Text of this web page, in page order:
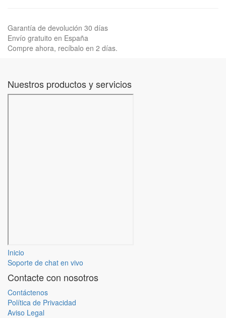
Garantía de devolución 30 días
Envío gratuito en España
Compre ahora, recíbalo en 2 días.
Nuestros productos y servicios
Inicio
Soporte de chat en vivo
Contacte con nosotros
Contáctenos
Política de Privacidad
Aviso Legal